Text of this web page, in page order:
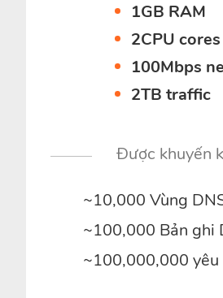
1GB RAM
2CPU cores
100Mbps
2TB traffic
Được khuyến
~10,000 Vùng
~100,000 Bản ghi
~100,000,000